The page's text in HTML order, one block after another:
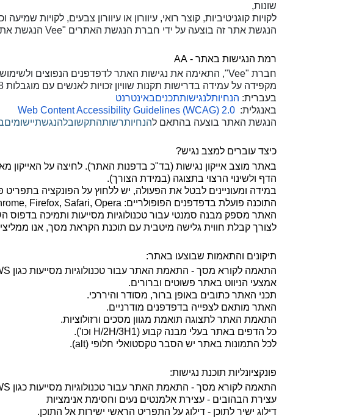
שונות,
לקויות קוגניטיביות, קוצר רואי, עיוורון או עיוורון צבעים, לקויות
הנגשת אתר זה בוצעה על ידי חברת הנגשת האתרים "Vee הנגשת
רמת הנגישות באתר - AA
חברת "Vee", התאימה את נגישות האתר לדפדפנים הנפוצים
מקפידה על עמידה בדרישות תקנות שוויון זכויות לאנשים עם מוגבלות 5568 התשע"ג 2013 ברמת
בעברית: הנחיותלנגישותתכניםבאינטרנט
באנגלית: Web Content Accessibility Guidelines (WCAG) 2.0
הנגשת האתר בוצעה בהתאם להנחיותרשותהתקשובלהנגשתיישומים
כיצד עוברים למצב נגיש?
באתר מוצב אייקון נגישות (בד"כ בדפנות האתר). לחיצה על
הדף ולשינוי הרצוי בתצוגה (במידת הצורך).
במידה ומעוניינים לבטל את הפעולה, יש ללחוץ על הפונקציה
התוכנה פועלת בדפדפנים הפופולריים: Firefox, Safari, Opera
האתר מספק מבנה סמנטי עבור טכנולוגיות מסייעות ותמיכה
לצורך קבלת חווית גלישה מיטבית עם תוכנת הקראת מסך, אנו
תיקונים והתאמות שבוצעו באתר:
התאמה לקורא מסך - התאמת האתר עבור טכנולוגיות מסייעות כגון
אמצעי הניווט באתר פשוטים וברורים.
תכני האתר כתובים באופן ברור, מסודר והיררכי.
האתר מותאם לצפייה בדפדפנים מודרניים.
התאמת האתר לתצוגה תואמת מגוון מסכים ורזולוציות.
כל הדפים באתר בעלי מבנה קבוע (1
H/2H/3H וכו').
לכל התמונות באתר יש הסבר טקסטואלי חלופי (alt).
פונקציונליות תוכנת נגישות:
התאמה לקורא מסך - התאמת האתר עבור טכנולוגיות מסייעות כגון
עצירת הבהובים - עצירת אלמנטים נעים וחסימת אנימציות
דילוג ישיר לתוכן - דילוג על התפריט הראשי ישירות אל התוכן.